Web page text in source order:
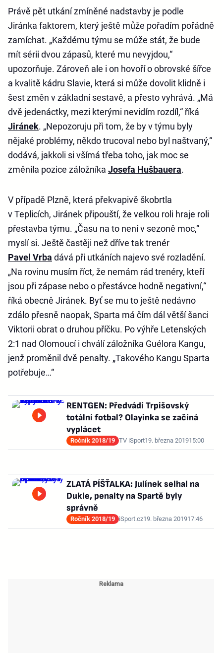
Právě pět utkání zmíněné nadstavby je podle
Jiránka faktorem, který ještě může pořadím pořádně
zamíchat. „Každému týmu se může stát, že bude
mít sérii dvou zápasů, které mu nevyjdou,“
upozorňuje. Zároveň ale i on hovoří o obrovské šířce
a kvalitě kádru Slavie, která si může dovolit klidně i
šest změn v základní sestavě, a přesto vyhrává. „Má
dvě jedenáctky, mezi kterými nevidím rozdíl,“ říká
Jiránek. „Nepozoruju při tom, že by v týmu byly
nějaké problémy, někdo trucoval nebo byl naštvaný,“
dodává, jakkoli si všímá třeba toho, jak moc se
změnila pozice záložníka Josefa Hušbauera.
V případě Plzně, která překvapivě škobrtla
v Teplicích, Jiránek připouští, že velkou roli hraje roli
přestavba týmu. „Času na to není v sezoně moc,“
myslí si. Ještě častěji než dříve tak trenér
Pavel Vrba dává při utkáních najevo své rozladění.
„Na rovinu musím říct, že nemám rád trenéry, kteří
jsou při zápase nebo o přestávce hodně negativní,“
říká obecně Jiránek. Byť se mu to ještě nedávno
zdálo přesně naopak, Sparta má čím dál větší šanci
Viktorii obrat o druhou příčku. Po výhře Letenských
2:1 nad Olomoucí i chválí záložníka Guélora Kangu,
jenž proměnil dvě penalty. „Takového Kangu Sparta
potřebuje…“
RENTGEN: Předvádí Trpišovský
totální fotbal? Olayinka se začíná
vyplácet
Ročník 2018/19 TV iSport19. března 201915:00
ZLATÁ PÍŠŤALKA: Julínek selhal na
Dukle, penalty na Spartě byly
správně
Ročník 2018/19 iSport.cz19. března 201917:46